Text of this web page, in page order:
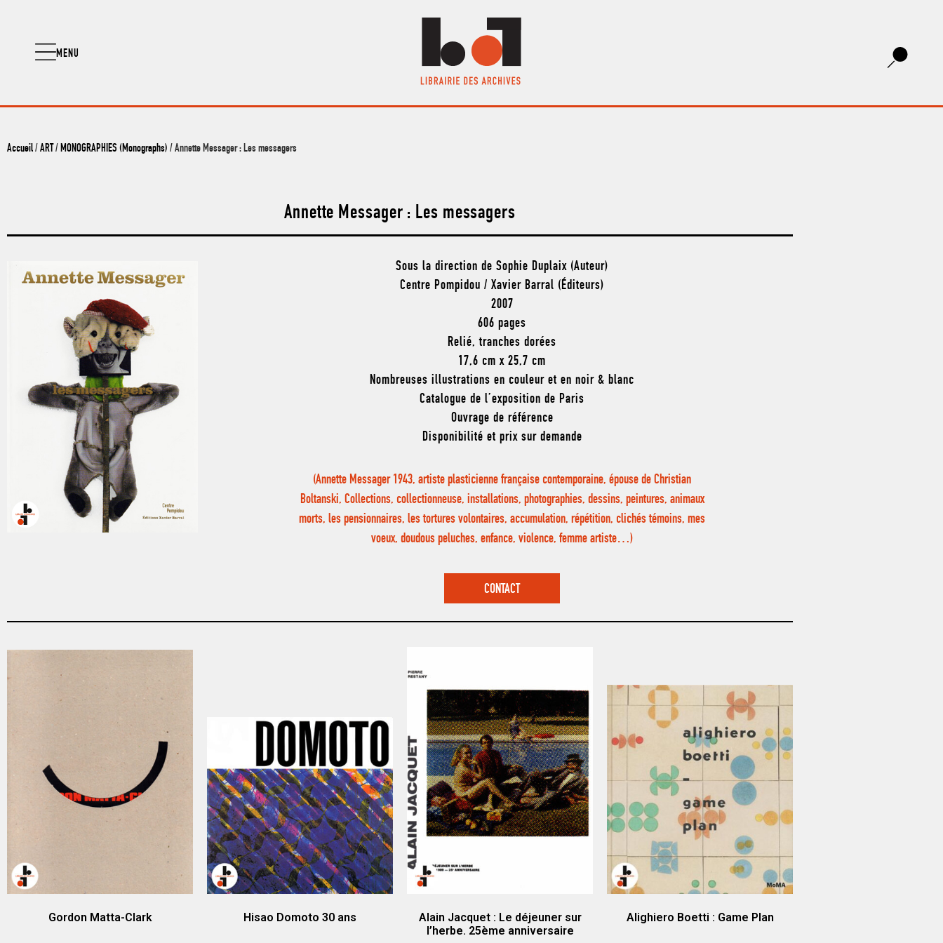
MENU
Accueil/ ART / MONOGRAPHIES (Monographs) / Annette Messager : Les messagers
Annette Messager : Les messagers
Sous la direction de Sophie Duplaix (Auteur)
Centre Pompidou / Xavier Barral (Éditeurs)
2007
606 pages
Relié, tranches dorées
17,6 cm x 25,7 cm
Nombreuses illustrations en couleur et en noir & blanc
Catalogue de l’exposition de Paris
Ouvrage de référence
Disponibilité et prix sur demande
(Annette Messager 1943, artiste plasticienne française contemporaine, épouse de Christian
Boltanski, Collections, collectionneuse, installations, photographies, dessins, peintures, animaux
morts, les pensionnaires, les tortures volontaires, accumulation, répétition, clichés témoins, mes
voeux, doudous peluches, enfance, violence, femme artiste…)
CONTACT
Gordon Matta-Clark Hisao Domoto 30 ans
Alain Jacquet : Le déjeuner sur
l’herbe. 25ème anniversaire
Alighiero Boetti : Game Plan